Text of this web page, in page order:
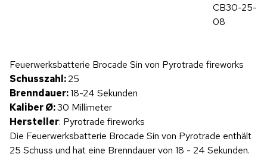
CB30-25-
08
Produktvideo
Feuerwerksbatterie Brocade Sin von Pyrotrade fireworks
Schusszahl:25
Brenndauer:18-24 Sekunden
Kaliber Ø:30 Millimeter
Hersteller: Pyrotrade fireworks
Die Feuerwerksbatterie Brocade Sin von Pyrotrade enthält
25 Schuss und hat eine Brenndauer von 18 - 24 Sekunden.